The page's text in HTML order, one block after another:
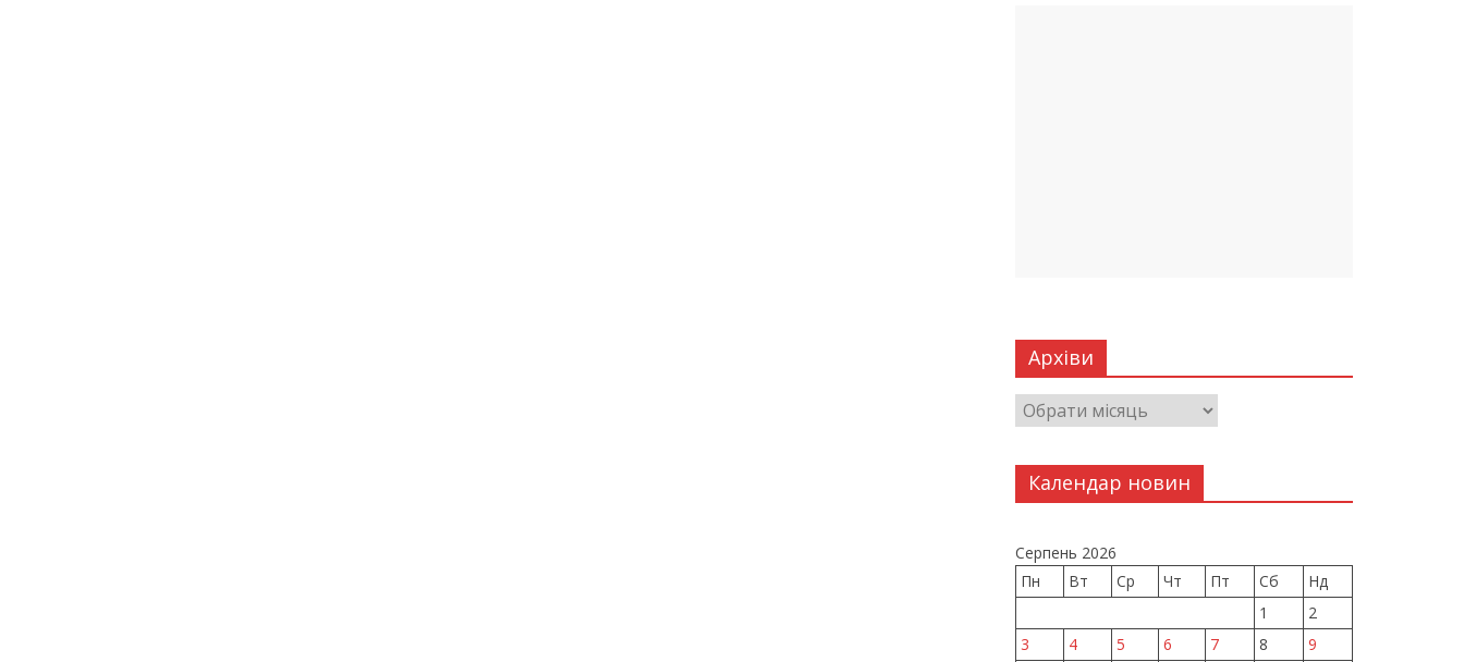
Архіви
Календар новин
Серпень 2026
Пн
Вт Ср Чт Пт Сб
Нд
1
2
3
4 5 6 7 8
9